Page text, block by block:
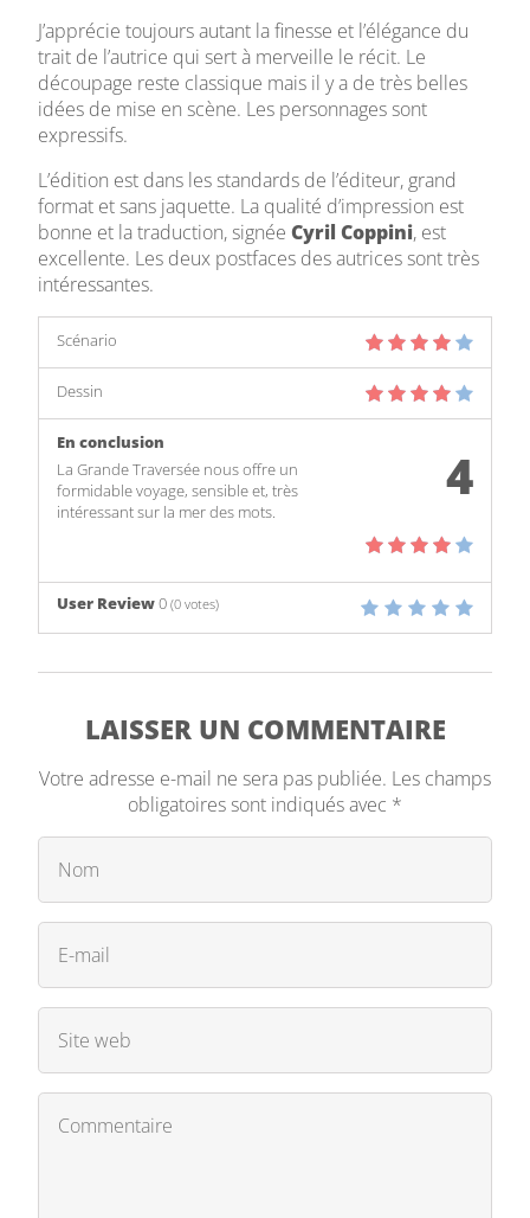
J’apprécie toujours autant la finesse et l’élégance du
trait de l’autrice qui sert à merveille le récit. Le
découpage reste classique mais il y a de très belles
idées de mise en scène. Les personnages sont
expressifs.
L’édition est dans les standards de l’éditeur, grand
format et sans jaquette. La qualité d’impression est
bonne et la traduction, signée Cyril Coppini, est
excellente. Les deux postfaces des autrices sont très
intéressantes.
Scénario
Dessin
4
En conclusion
La Grande Traversée nous offre un
formidable voyage, sensible et, très
intéressant sur la mer des mots.
User Review0 (0 votes)
LAISSER UN COMMENTAIRE
Votre adresse e-mail ne sera pas publiée. Les champs
obligatoires sont indiqués avec *